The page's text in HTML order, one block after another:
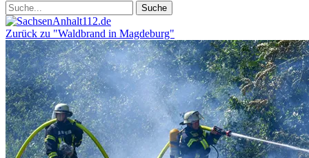
Zurück zu "Waldbrand in Magdeburg"